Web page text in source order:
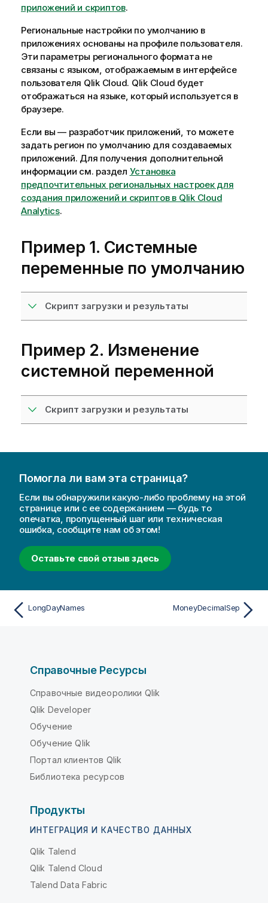
приложений и скриптов.
Региональные настройки по умолчанию в
приложениях основаны на профиле пользователя.
Эти параметры регионального формата не
связаны с языком, отображаемым в интерфейсе
пользователя Qlik Cloud. Qlik Cloud будет
отображаться на языке, который используется в
браузере.
Если вы — разработчик приложений, то можете
задать регион по умолчанию для создаваемых
приложений. Для получения дополнительной
информации см. раздел Установка
предпочтительных региональных настроек для
создания приложений и скриптов в Qlik Cloud
Analytics.
Пример 1. Системные
переменные по умолчанию
Скрипт загрузки и результаты
Пример 2. Изменение
системной переменной
Скрипт загрузки и результаты
Помогла ли вам эта страница?
Если вы обнаружили какую-либо проблему на этой
странице или с ее содержанием — будь то
опечатка, пропущенный шаг или техническая
ошибка, сообщите нам об этом!
Оставьте свой отзыв здесь
LongDayNames MoneyDecimalSep
Справочные Ресурсы
Справочные видеоролики Qlik
Qlik Developer
Обучение
Обучение Qlik
Портал клиентов Qlik
Библиотека ресурсов
Продукты
ИНТЕГРАЦИЯ И КАЧЕСТВО ДАННЫХ
Qlik Talend
Qlik Talend Cloud
Talend Data Fabric